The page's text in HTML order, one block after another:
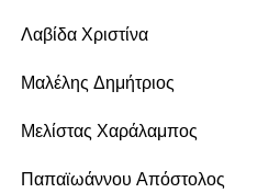
Λαβίδα Χριστίνα
Μαλέλης Δημήτριος
Μελίστας Χαράλαμπος
Παπαϊωάννου Απόστολος